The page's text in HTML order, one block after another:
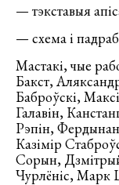
— тэкставыя
— схема і
Мастакі, чые
Бакст,
Баброўскі,
Галавін,
Рэпін,
Казімір
Сорын,
Чурлёніс, Марк